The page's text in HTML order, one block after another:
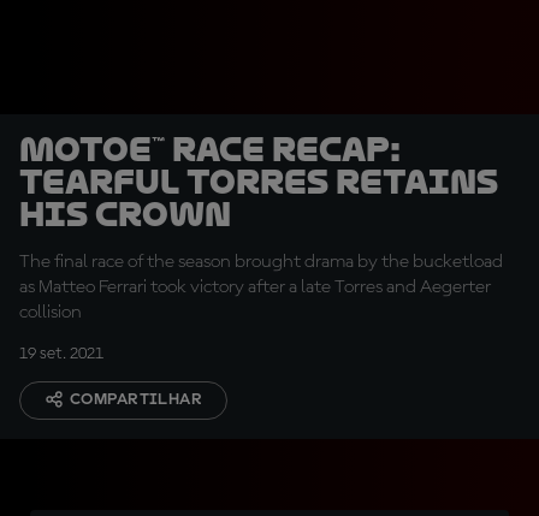
MotoE™ race recap:
Tearful Torres retains
his crown
The final race of the season brought drama by the bucketload
as Matteo Ferrari took victory after a late Torres and Aegerter
collision
19 set. 2021
COMPARTILHAR